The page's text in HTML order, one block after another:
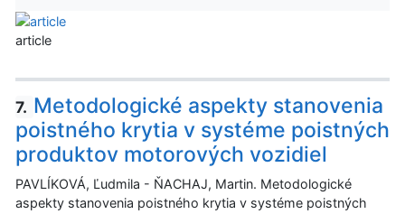
article
7. Metodologické aspekty stanovenia
poistného krytia v systéme poistných
produktov motorových vozidiel
PAVLÍKOVÁ, Ľudmila - ŇACHAJ, Martin. Metodologické
aspekty stanovenia poistného krytia v systéme poistných